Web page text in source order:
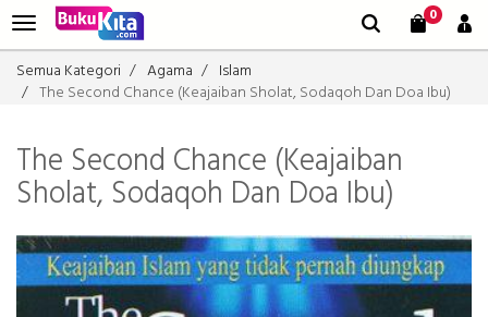
0
Semua Kategori Agama
Islam
The Second Chance (Keajaiban Sholat, Sodaqoh Dan Doa Ibu)
The Second Chance (Keajaiban
Sholat, Sodaqoh Dan Doa Ibu)